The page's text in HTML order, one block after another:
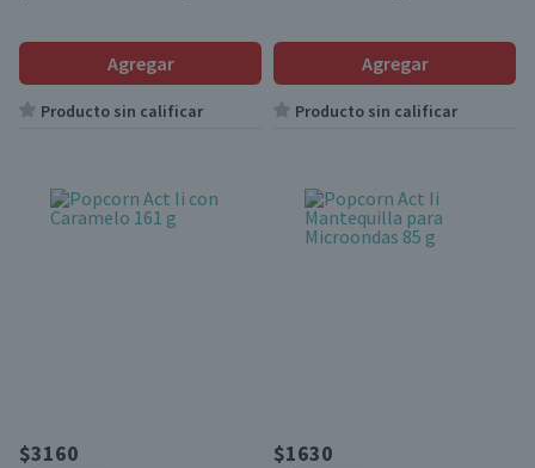
Agregar
Producto sin calificar
Agregar
Producto sin calificar
$3160 $1630